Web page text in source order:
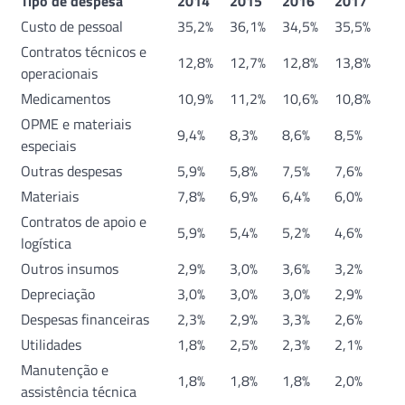
Custo de pessoal
35,2% 36,1% 34,5%
35,5%
Contratos técnicos e
operacionais
12,8% 12,7% 12,8%
13,8%
Medicamentos
10,9% 11,2% 10,6%
10,8%
OPME e materiais
especiais
9,4% 8,3% 8,6%
8,5%
Outras despesas
5,9% 5,8% 7,5%
7,6%
Materiais
7,8% 6,9% 6,4%
6,0%
Contratos de apoio e
logística
5,9% 5,4% 5,2%
4,6%
Outros insumos
2,9% 3,0% 3,6%
3,2%
Depreciação
3,0% 3,0% 3,0%
2,9%
Despesas financeiras
2,3% 2,9% 3,3%
2,6%
Utilidades
1,8% 2,5% 2,3%
2,1%
Manutenção e
assistência técnica
1,8% 1,8% 1,8% 2,0%